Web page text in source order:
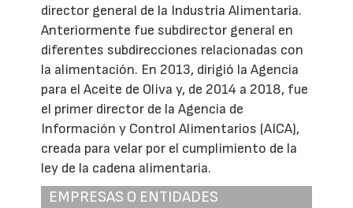
director general de la Industria Alimentaria.
Anteriormente fue subdirector general en
diferentes subdirecciones relacionadas con
la alimentación. En 2013, dirigió la Agencia
para el Aceite de Oliva y, de 2014 a 2018, fue
el primer director de la Agencia de
Información y Control Alimentarios (AICA),
creada para velar por el cumplimiento de la
ley de la cadena alimentaria.
EMPRESAS O ENTIDADES